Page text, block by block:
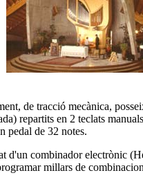
de tracció mecànica,
repartits en 2 teclats
pedal de 32 notes.
d'un combinador electrònic
millars de